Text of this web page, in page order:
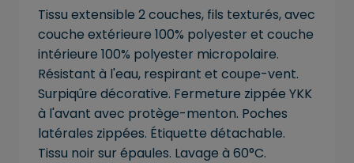
Tissu extensible 2 couches, fils texturés, avec
couche extérieure 100% polyester et couche
intérieure 100% polyester micropolaire.
Résistant à l'eau, respirant et coupe-vent.
Surpiqûre décorative. Fermeture zippée YKK
à l'avant avec protège-menton. Poches
latérales zippées. Étiquette détachable.
Tissu noir sur épaules. Lavage à 60°C.